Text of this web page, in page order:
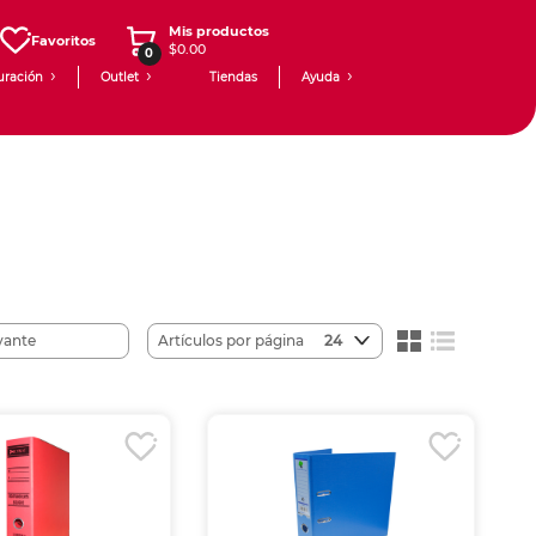
Favoritos
0
Mis productos
$0.00
Outlet Tiendas Ayuda
Artículos por página 24